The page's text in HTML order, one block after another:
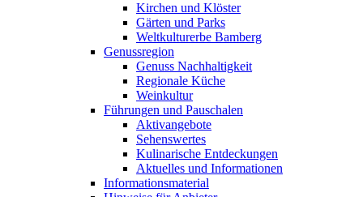
Kirchen und Klöster
Gärten und Parks
Weltkulturerbe Bamberg
Genussregion
Genuss Nachhaltigkeit
Regionale Küche
Weinkultur
Führungen und Pauschalen
Aktivangebote
Sehenswertes
Kulinarische Entdeckungen
Aktuelles und Informationen
Informationsmaterial